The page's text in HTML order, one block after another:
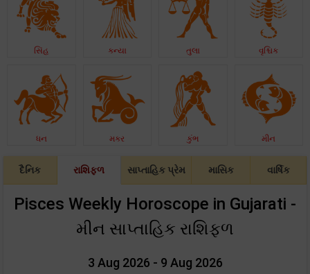
સિંહ કન્યા તુલા વૃશ્ચિક
ધન મકર કુંભ મીન
દૈનિક રાશિફળ સાપ્તાહિક પ્રેમ માસિક વાર્ષિક
Pisces Weekly Horoscope in Gujarati -
મીન સાપ્તાહિક રાશિફળ
3 Aug 2026 - 9 Aug 2026